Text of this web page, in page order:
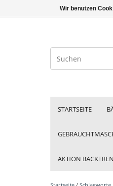
STARTSEITE
AKTION
Wir benutzen